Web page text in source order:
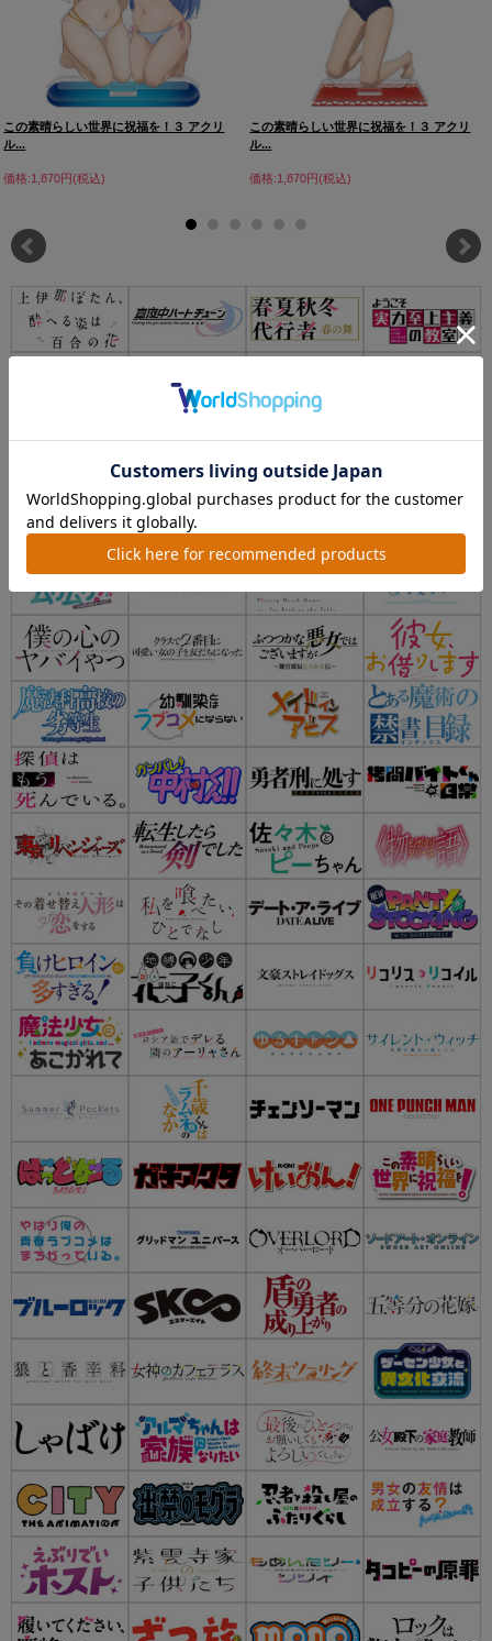
この素晴らしい世界に祝福を！３ アクリ
ル...
価格:1,870円(税込)
この素晴らしい世界に祝福を！３ アクリ
ル...
価格:1,870円(税込)